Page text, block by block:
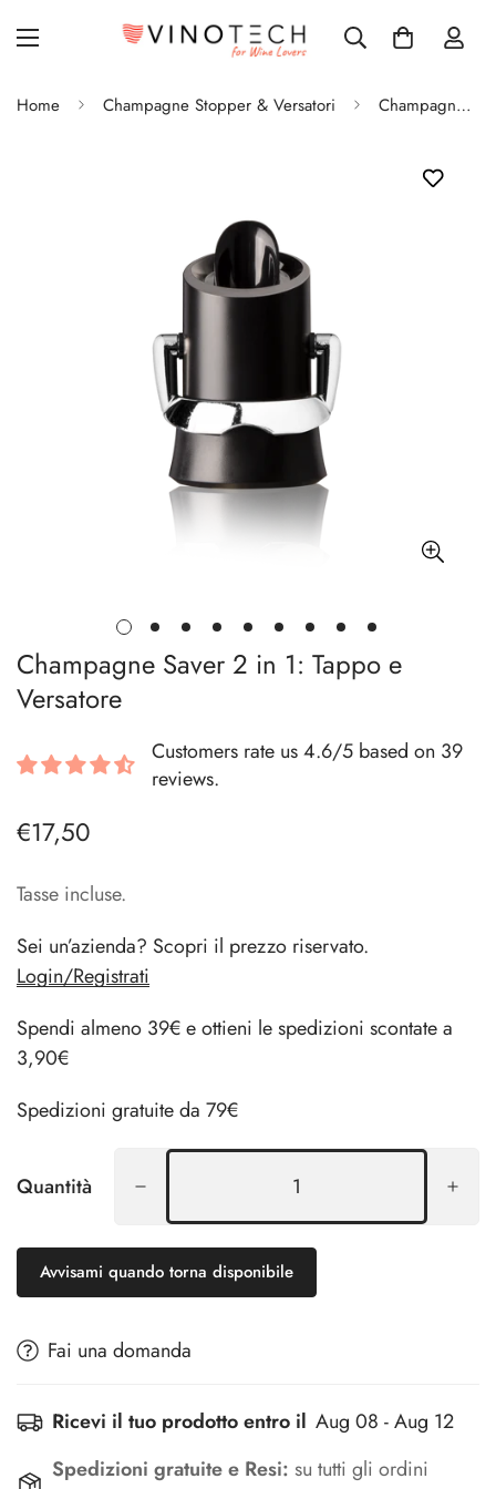
Home Champagne Stopper & Versatori Champagne Saver 2 in 1: Tappo e Versatore
Champagne Saver 2 in 1: Tappo e
Versatore
Customers rate us 4.6/5 based on 39
reviews.
Prezzo
€17,50
Tasse incluse.
Sei un’azienda? Scopri il prezzo riservato.
Login/Registrati
Spendi almeno 39€ e ottieni le spedizioni scontate a
3,90€
Spedizioni gratuite da 79€
Quantità
Avvisami quando torna disponibile
Fai una domanda
Ricevi il tuo prodotto entro il Aug 08 - Aug 12
Spedizioni gratuite e Resi: su tutti gli ordini